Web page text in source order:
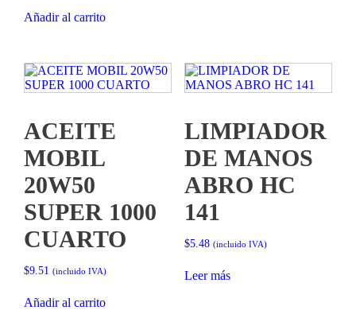
Añadir al carrito
ACEITE
MOBIL
20W50
SUPER 1000
CUARTO
$9.51 (incluido IVA)
Añadir al carrito
LIMPIADOR
DE MANOS
ABRO HC
141
$5.48 (incluido IVA)
Leer más